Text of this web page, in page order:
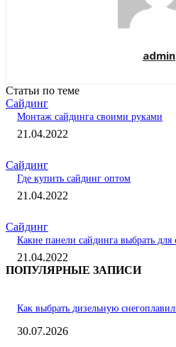
admin
Статьи по теме
Сайдинг
Монтаж сайдинга своими руками
21.04.2022
Сайдинг
Где купить сайдинг оптом
21.04.2022
Сайдинг
Какие панели сайдинга выбрать для
21.04.2022
ПОПУЛЯРНЫЕ ЗАПИСИ
Как выбрать дизельную
30.07.2026